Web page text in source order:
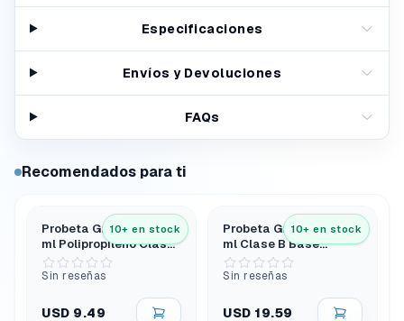
Especificaciones
Envíos y Devoluciones
FAQs
Recomendados para ti
10+ en stock
Probeta Graduada 25
ml Polipropileno Clase
B
Sin reseñas
USD 9.49
10+ en stock
Probeta Graduada 250
ml Clase B Base
Hexagonal
Sin reseñas
USD 19.59